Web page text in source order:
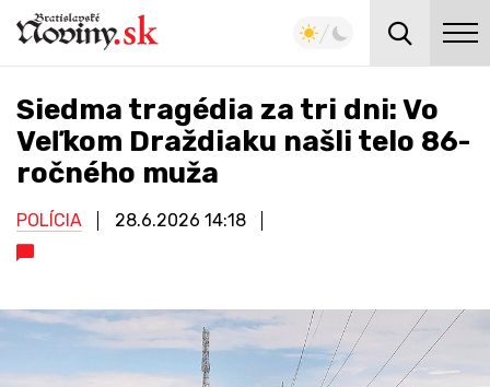
Siedma tragédia za tri dni: Vo
Veľkom Draždiaku našli telo 86-
ročného muža
POLÍCIA 28.6.2026 14:18